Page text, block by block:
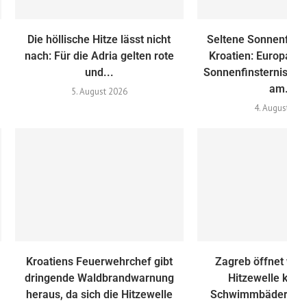
Die höllische Hitze lässt nicht
nach: Für die Adria gelten rote
und...
5. August 2026
Seltene
Kroatien:
4.
Kroatiens Feuerwehrchef gibt
dringende Waldbrandwarnung
heraus, da sich die Hitzewelle
Zagreb öffnet
Hitzewelle